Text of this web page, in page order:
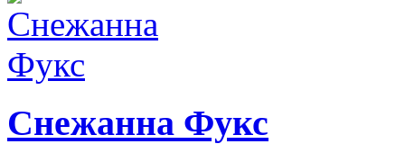
Снежанна Фукс